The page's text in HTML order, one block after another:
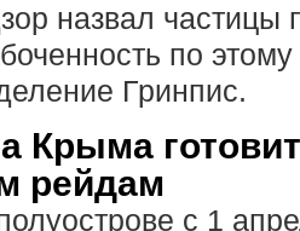
назвал частицы
по
Гринпис.
Крыма
рейдам
с 1